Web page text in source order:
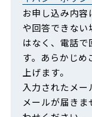
お申し込み内
や回答できない
はなく、電話
す。あらかじ
上げます。
入力されたメー
メールが届き